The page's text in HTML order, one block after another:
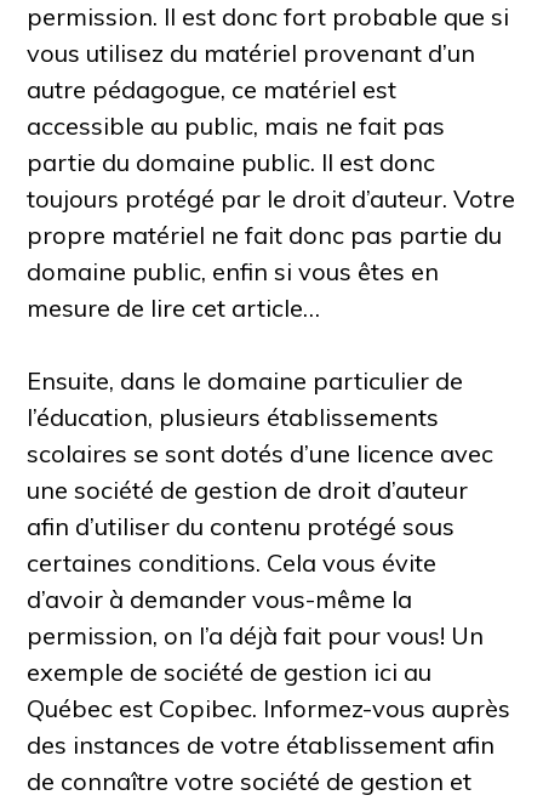
permission. Il est donc fort probable que si
vous utilisez du matériel provenant d’un
autre pédagogue, ce matériel est
accessible au public, mais ne fait pas
partie du domaine public. Il est donc
toujours protégé par le droit d’auteur. Votre
propre matériel ne fait donc pas partie du
domaine public, enfin si vous êtes en
mesure de lire cet article…
Ensuite, dans le domaine particulier de
l’éducation, plusieurs établissements
scolaires se sont dotés d’une licence avec
une société de gestion de droit d’auteur
afin d’utiliser du contenu protégé sous
certaines conditions. Cela vous évite
d’avoir à demander vous-même la
permission, on l’a déjà fait pour vous! Un
exemple de société de gestion ici au
Québec est Copibec. Informez-vous auprès
des instances de votre établissement afin
de connaître votre société de gestion et